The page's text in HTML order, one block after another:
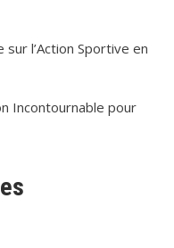
l’Action Sportive en
Incontournable pour